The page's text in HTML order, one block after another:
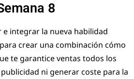
8
e integrar la nueva habilidad
crear una combinación cómo
te garantice ventas todos los
ni generar coste para la